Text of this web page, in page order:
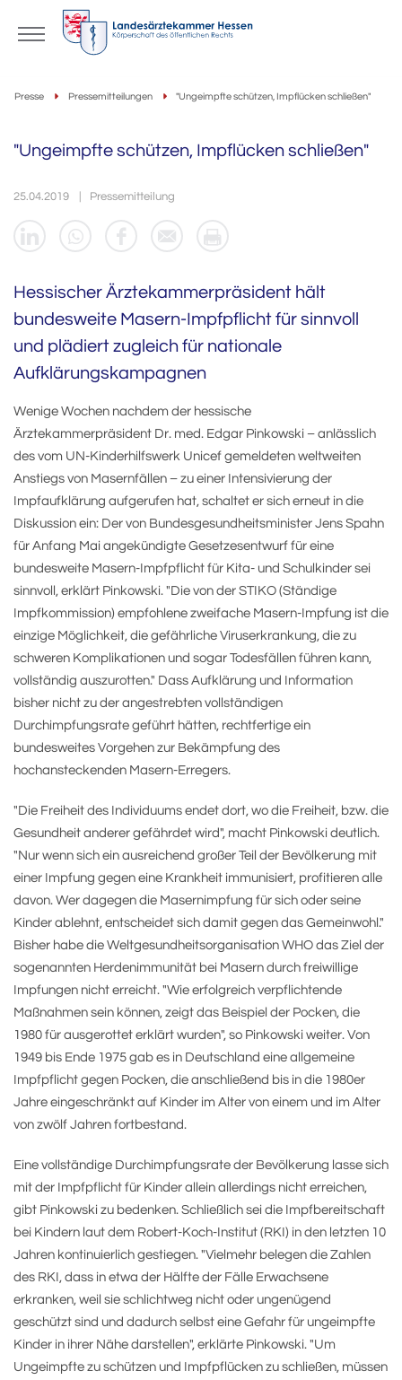
Presse Pressemitteilungen "Ungeimpfte schützen, Impflücken schließen"
"Ungeimpfte schützen, Impflücken schließen"
25.04.2019 Pressemitteilung
Hessischer Ärztekammerpräsident hält
bundesweite Masern-Impfpflicht für sinnvoll
und plädiert zugleich für nationale
Aufklärungskampagnen
Wenige Wochen nachdem der hessische
Ärztekammerpräsident Dr. med. Edgar Pinkowski – anlässlich
des vom UN-Kinderhilfswerk Unicef gemeldeten weltweiten
Anstiegs von Masernfällen – zu einer Intensivierung der
Impfaufklärung aufgerufen hat, schaltet er sich erneut in die
Diskussion ein: Der von Bundesgesundheitsminister Jens Spahn
für Anfang Mai angekündigte Gesetzesentwurf für eine
bundesweite Masern-Impfpflicht für Kita- und Schulkinder sei
sinnvoll, erklärt Pinkowski. "Die von der STIKO (Ständige
Impfkommission) empfohlene zweifache Masern-Impfung ist die
einzige Möglichkeit, die gefährliche Viruserkrankung, die zu
schweren Komplikationen und sogar Todesfällen führen kann,
vollständig auszurotten." Dass Aufklärung und Information
bisher nicht zu der angestrebten vollständigen
Durchimpfungsrate geführt hätten, rechtfertige ein
bundesweites Vorgehen zur Bekämpfung des
hochansteckenden Masern-Erregers.
"Die Freiheit des Individuums endet dort, wo die Freiheit, bzw. die
Gesundheit anderer gefährdet wird", macht Pinkowski deutlich.
"Nur wenn sich ein ausreichend großer Teil der Bevölkerung mit
einer Impfung gegen eine Krankheit immunisiert, profitieren alle
davon. Wer dagegen die Masernimpfung für sich oder seine
Kinder ablehnt, entscheidet sich damit gegen das Gemeinwohl."
Bisher habe die Weltgesundheitsorganisation WHO das Ziel der
sogenannten Herdenimmunität bei Masern durch freiwillige
Impfungen nicht erreicht. "Wie erfolgreich verpflichtende
Maßnahmen sein können, zeigt das Beispiel der Pocken, die
1980 für ausgerottet erklärt wurden", so Pinkowski weiter. Von
1949 bis Ende 1975 gab es in Deutschland eine allgemeine
Impfpflicht gegen Pocken, die anschließend bis in die 1980er
Jahre eingeschränkt auf Kinder im Alter von einem und im Alter
von zwölf Jahren fortbestand.
Eine vollständige Durchimpfungsrate der Bevölkerung lasse sich
mit der Impfpflicht für Kinder allein allerdings nicht erreichen,
gibt Pinkowski zu bedenken. Schließlich sei die Impfbereitschaft
bei Kindern laut dem Robert-Koch-Institut (RKI) in den letzten 10
Jahren kontinuierlich gestiegen. "Vielmehr belegen die Zahlen
des RKI, dass in etwa der Hälfte der Fälle Erwachsene
erkranken, weil sie schlichtweg nicht oder ungenügend
geschützt sind und dadurch selbst eine Gefahr für ungeimpfte
Kinder in ihrer Nähe darstellen", erklärte Pinkowski. "Um
Ungeimpfte zu schützen und Impfpflücken zu schließen, müssen